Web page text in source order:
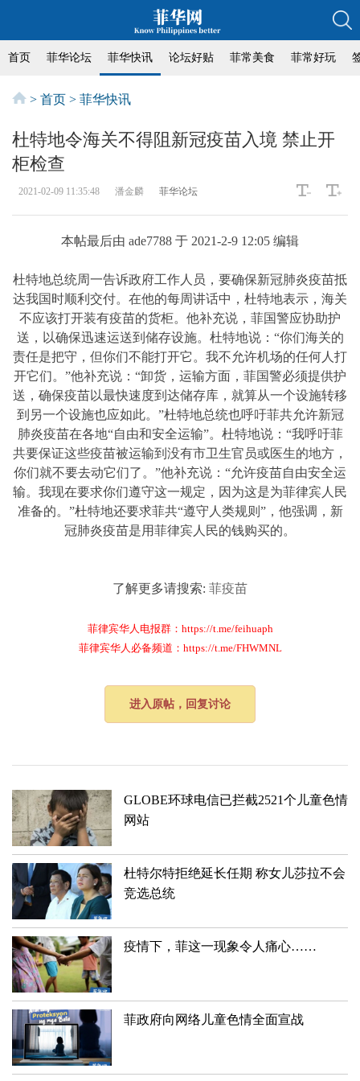
首页 菲华论坛 菲华快讯 论坛好贴 菲常美食 菲常好玩
> 首页 > 菲华快讯
杜特地令海关不得阻新冠疫苗入境 禁止开
柜检查
2021-02-09 11:35:48 潘金麟 菲华论坛
本帖最后由 ade7788 于 2021-2-9 12:05 编辑
杜特地总统周一告诉政府工作人员，要确保新冠肺炎疫苗抵
达我国时顺利交付。在他的每周讲话中，杜特地表示，海关
不应该打开装有疫苗的货柜。他补充说，菲国警应协助护
送，以确保迅速运送到储存设施。杜特地说：“你们海关的
责任是把守，但你们不能打开它。我不允许机场的任何人打
开它们。”他补充说：“卸货，运输方面，菲国警必须提供护
送，确保疫苗以最快速度到达储存库，就算从一个设施转移
到另一个设施也应如此。”杜特地总统也呼吁菲共允许新冠
肺炎疫苗在各地“自由和安全运输”。杜特地说：“我呼吁菲
共要保证这些疫苗被运输到没有市卫生官员或医生的地方，
你们就不要去动它们了。”他补充说：“允许疫苗自由安全运
输。我现在要求你们遵守这一规定，因为这是为菲律宾人民
准备的。”杜特地还要求菲共“遵守人类规则”，他强调，新
冠肺炎疫苗是用菲律宾人民的钱购买的。
了解更多请搜索: 菲疫苗
菲律宾华人电报群：https://t.me/feihuaph
菲律宾华人必备频道：https://t.me/FHWMNL
进入原帖，回复讨论
GLOBE环球电信已拦截2521个儿童色情
网站
杜特尔特拒绝延长任期 称女儿莎拉不会
竞选总统
疫情下，菲这一现象令人痛心……
菲政府向网络儿童色情全面宣战